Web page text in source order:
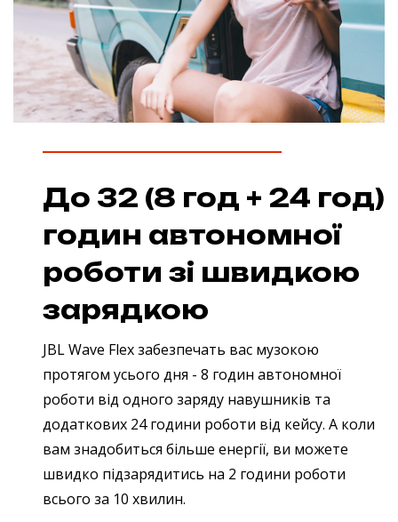
До 32 (8 год + 24 год)
годин автономної
роботи зі швидкою
зарядкою
JBL Wave Flex забезпечать вас музокою
протягом усього дня - 8 годин автономної
роботи від одного заряду навушників та
додаткових 24 години роботи від кейсу. А коли
вам знадобиться більше енергії, ви можете
швидко підзарядитись на 2 години роботи
всього за 10 хвилин.